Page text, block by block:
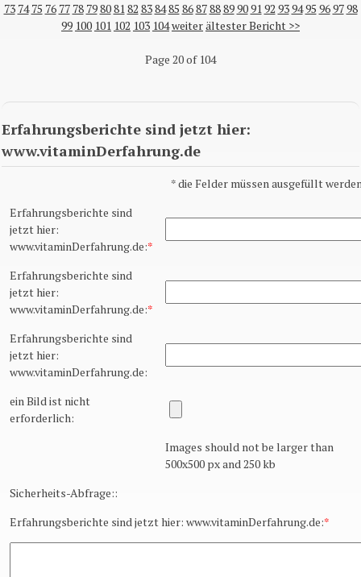
73 74 75 76 77 78 79808182 838485 86878889909192 939495 969798
99 100 101 102 103 104weiterältester Bericht >>
Page 20 of 104
Erfahrungsberichte sind jetzt hier:
www.vitaminDerfahrung.de
*die Felder müssen ausgefüllt
Erfahrungsberichte sind
jetzt hier:
www.vitaminDerfahrung.de:*
Erfahrungsberichte sind
jetzt hier:
www.vitaminDerfahrung.de:*
Erfahrungsberichte sind
jetzt hier:
www.vitaminDerfahrung.de:
ein Bild ist nicht
erforderlich:
Images should not be larger than
500x500 px and 250 kb
Sicherheits-Abfrage::
Erfahrungsberichte sind jetzt hier: www.vitaminDerfahrung.de:*